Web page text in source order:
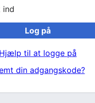
ind
Log på
Hjælp til at logge på
din adgangskode?